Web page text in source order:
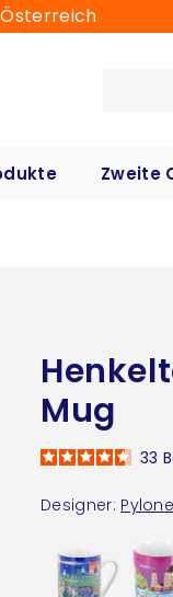
Zweite
Mug
Designer:
33